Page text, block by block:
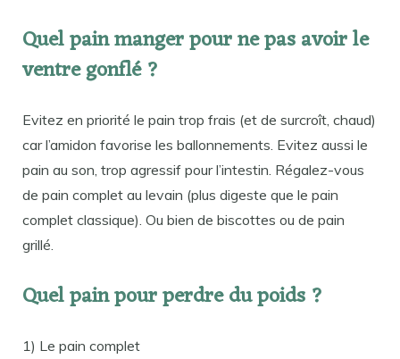
Quel pain manger pour ne pas avoir le
ventre gonflé ?
Evitez en priorité le pain trop frais (et de surcroît, chaud)
car l’amidon favorise les ballonnements. Evitez aussi le
pain au son, trop agressif pour l’intestin. Régalez-vous
de pain complet au levain (plus digeste que le pain
complet classique). Ou bien de biscottes ou de pain
grillé.
Quel pain pour perdre du poids ?
1) Le pain complet